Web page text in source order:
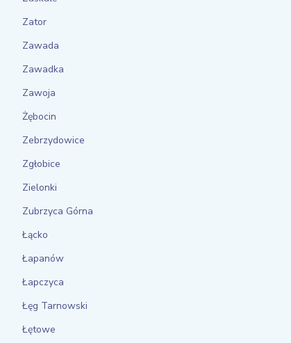
Zator
Zawada
Zawadka
Zawoja
Żębocin
Zebrzydowice
Zgłobice
Zielonki
Zubrzyca Górna
Łącko
Łapanów
Łapczyca
Łęg Tarnowski
Łętowe